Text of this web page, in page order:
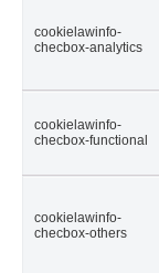
cookielawinfo-
checbox-analytics
cookielawinfo-
checbox-functional
cookielawinfo-
checbox-others